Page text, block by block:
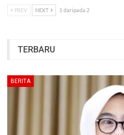
PREV NEXT 1 daripada 2
TERBARU
BERITA